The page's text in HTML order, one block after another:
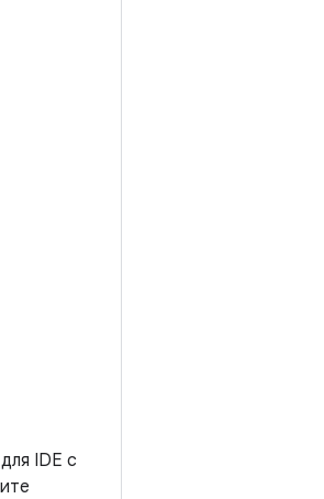
IDE с